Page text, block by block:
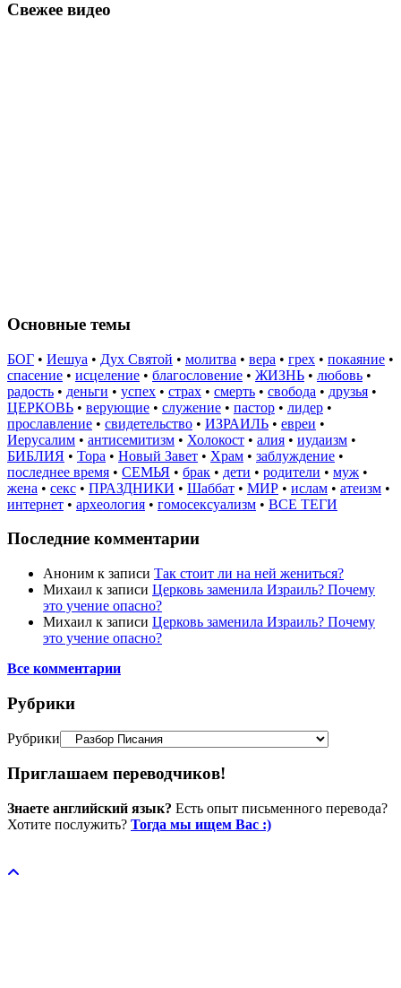
Свежее видео
Основные темы
БОГ • Иешуа • Дух Святой • молитва • вера • грех • покаяние •
спасение • исцеление • благословение • ЖИЗНЬ • любовь •
радость • деньги • успех • страх • смерть • свобода • друзья •
ЦЕРКОВЬ • верующие • служение • пастор • лидер •
прославление • свидетельство • ИЗРАИЛЬ • евреи •
Иерусалим • антисемитизм • Холокост • алия • иудаизм •
БИБЛИЯ • Тора • Новый Завет • Храм • заблуждение •
последнее время • СЕМЬЯ • брак • дети • родители • муж •
жена • секс • ПРАЗДНИКИ • Шаббат • МИР • ислам • атеизм •
интернет • археология • гомосексуализм • ВСЕ ТЕГИ
Последние комментарии
Аноним к записи Так стоит ли на ней жениться?
Михаил к записи Церковь заменила Израиль? Почему
это учение опасно?
Михаил к записи Церковь заменила Израиль? Почему
это учение опасно?
Все комментарии
Рубрики
Рубрики
Приглашаем переводчиков!
Знаете английский язык? Есть опыт письменного перевода?
Хотите послужить? Тогда мы ищем Вас :)